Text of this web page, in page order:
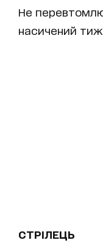
Не
насичений
СТРІЛЕЦЬ